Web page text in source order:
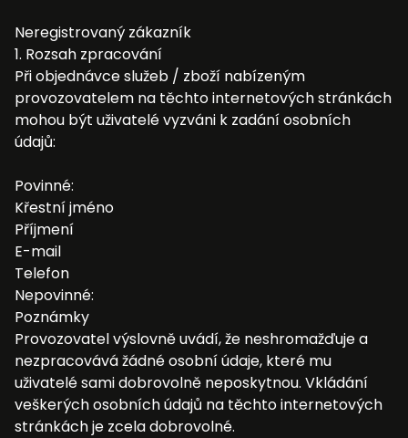
Neregistrovaný zákazník
1. Rozsah zpracování
Při objednávce služeb / zboží nabízeným
provozovatelem na těchto internetových stránkách
mohou být uživatelé vyzváni k zadání osobních
údajů:
Povinné:
Křestní jméno
Příjmení
E-mail
Telefon
Nepovinné:
Poznámky
Provozovatel výslovně uvádí, že neshromažďuje a
nezpracovává žádné osobní údaje, které mu
uživatelé sami dobrovolně neposkytnou. Vkládání
veškerých osobních údajů na těchto internetových
stránkách je zcela dobrovolné.